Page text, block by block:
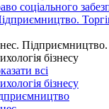
соціального
Підприємництво.
бізнесу
всі
бізнесу